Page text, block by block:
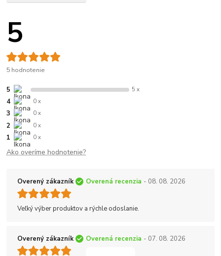
5
5 hodnotenie
5 5 x
4 0 x
3 0 x
2 0 x
1 0 x
Ako overíme hodnotenie?
Overený zákazník Overená recenzia - 08. 08. 2026
Veľký výber produktov a rýchle odoslanie.
Overený zákazník Overená recenzia - 07. 08. 2026